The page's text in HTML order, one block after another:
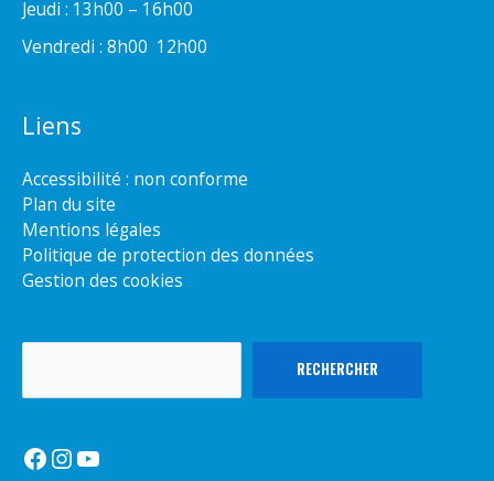
Jeudi : 13h00 – 16h00
Vendredi : 8h00  12h00
Liens
Accessibilité : non conforme
Plan du site
Mentions légales
Politique de protection des données
Gestion des cookies
RECHERCHER
Facebook
Instagram
YouTube